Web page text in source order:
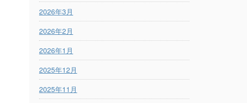
2026年3月
2026年2月
2026年1月
2025年12月
2025年11月